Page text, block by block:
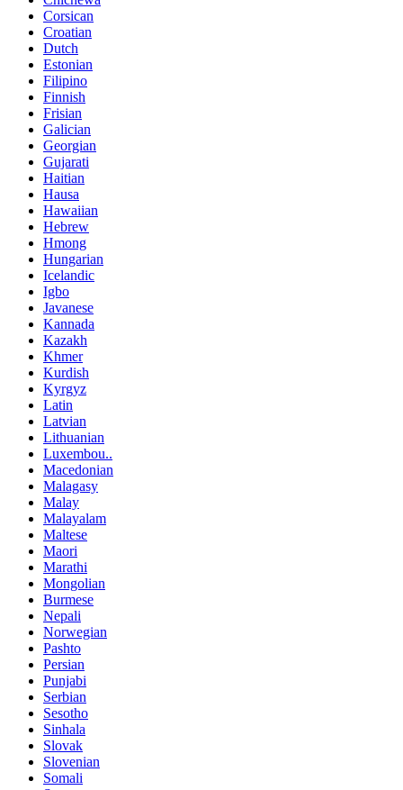
Corsican
Croatian
Dutch
Estonian
Filipino
Finnish
Frisian
Galician
Georgian
Gujarati
Haitian
Hausa
Hawaiian
Hebrew
Hmong
Hungarian
Icelandic
Igbo
Javanese
Kannada
Kazakh
Khmer
Kurdish
Kyrgyz
Latin
Latvian
Lithuanian
Luxembou..
Macedonian
Malagasy
Malay
Malayalam
Maltese
Maori
Marathi
Mongolian
Burmese
Nepali
Norwegian
Pashto
Persian
Punjabi
Serbian
Sesotho
Sinhala
Slovak
Slovenian
Somali